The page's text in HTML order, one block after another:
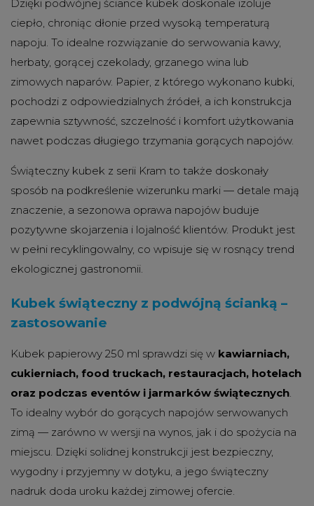
Dzięki podwójnej ściance kubek doskonale izoluje
ciepło, chroniąc dłonie przed wysoką temperaturą
napoju. To idealne rozwiązanie do serwowania kawy,
herbaty, gorącej czekolady, grzanego wina lub
zimowych naparów. Papier, z którego wykonano kubki,
pochodzi z odpowiedzialnych źródeł, a ich konstrukcja
zapewnia sztywność, szczelność i komfort użytkowania
nawet podczas długiego trzymania gorących napojów.
Świąteczny kubek z serii Kram to także doskonały
sposób na podkreślenie wizerunku marki — detale mają
znaczenie, a sezonowa oprawa napojów buduje
pozytywne skojarzenia i lojalność klientów. Produkt jest
w pełni recyklingowalny, co wpisuje się w rosnący trend
ekologicznej gastronomii.
Kubek świąteczny z podwójną ścianką –
zastosowanie
Kubek papierowy 250 ml sprawdzi się w kawiarniach,
cukierniach, food truckach, restauracjach, hotelach
oraz podczas eventów i jarmarków świątecznych.
To idealny wybór do gorących napojów serwowanych
zimą — zarówno w wersji na wynos, jak i do spożycia na
miejscu. Dzięki solidnej konstrukcji jest bezpieczny,
wygodny i przyjemny w dotyku, a jego świąteczny
nadruk doda uroku każdej zimowej ofercie.